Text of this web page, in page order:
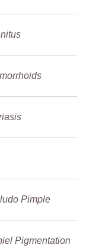
Pimple
Pigmentation